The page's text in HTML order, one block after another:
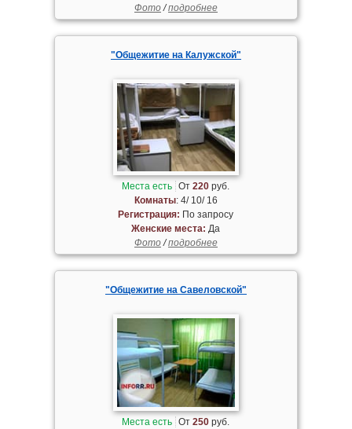
Фото/подробнее
"Общежитие на Калужской"
Места есть От220 руб.
Комнаты: 4/ 10/ 16
Регистрация: По запросу
Женские места: Да
Фото/подробнее
"Общежитие на Савеловской"
Места есть От250 руб.